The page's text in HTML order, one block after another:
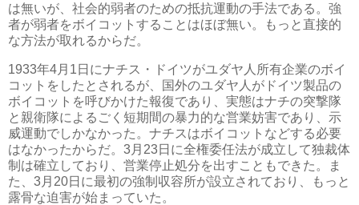
は無いが、社会的弱者のための抵抗運動の手法である。強
者が弱者をボイコットすることはほぼ無い。もっと直接的
な方法が取れるからだ。
1933年4月1日にナチス・ドイツがユダヤ人所有企業のボイ
コットをしたとされるが、国外のユダヤ人がドイツ製品の
ボイコットを呼びかけた報復であり、実態はナチの突撃隊
と親衛隊によるごく短期間の暴力的な営業妨害であり、示
威運動でしかなかった。ナチスはボイコットなどする必要
はなかったからだ。3月23日に全権委任法が成立して独裁体
制は確立しており、営業停止処分を出すこともできた。ま
た、3月20日に最初の強制収容所が設立されており、もっと
露骨な迫害が始まっていた。